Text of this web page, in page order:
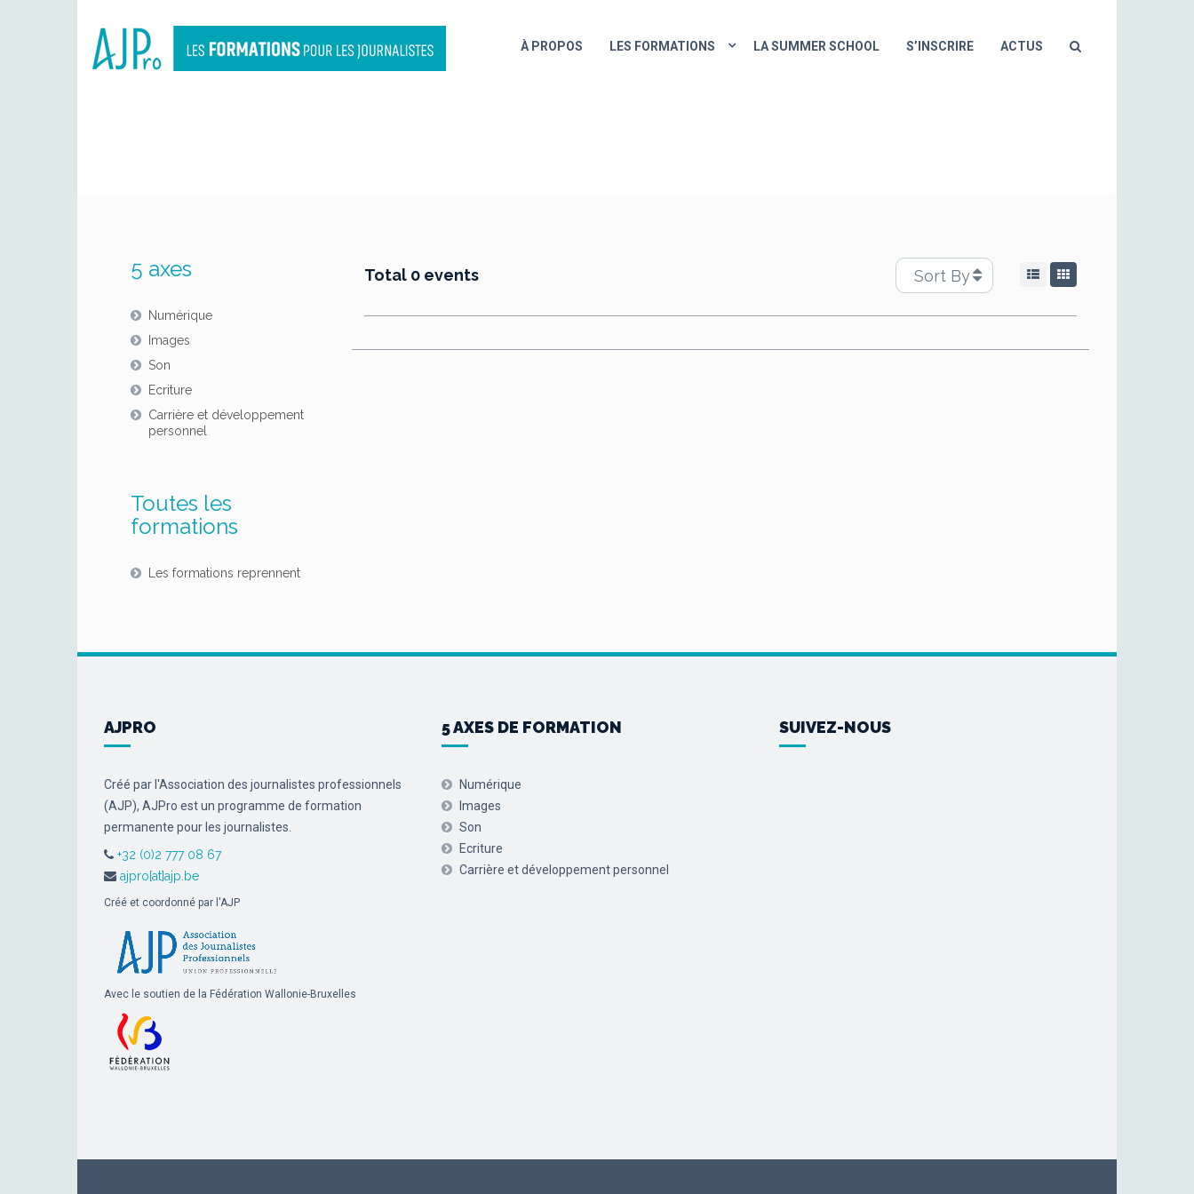
À PROPOS LES FORMATIONS LA SUMMER SCHOOL S’INSCRIRE ACTUS
5 axes
Numérique
Images
Son
Ecriture
Carrière et développement
personnel
Toutes les
formations
Les formations reprennent
Total 0 events Sort By
AJPRO
Créé par l'Association des journalistes professionnels
(AJP), AJPro est un programme de formation
permanente pour les journalistes.
+32 (0)2 777 08 67
ajpro[at]ajp.be
Créé et coordonné par l'AJP
Avec le soutien de la Fédération Wallonie-Bruxelles
5 AXES DE FORMATION
Numérique
Images
Son
Ecriture
Carrière et développement personnel
SUIVEZ-NOUS